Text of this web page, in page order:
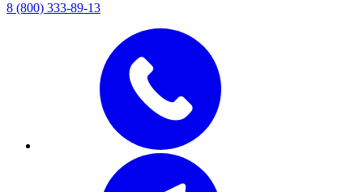
8 (800) 333-89-13